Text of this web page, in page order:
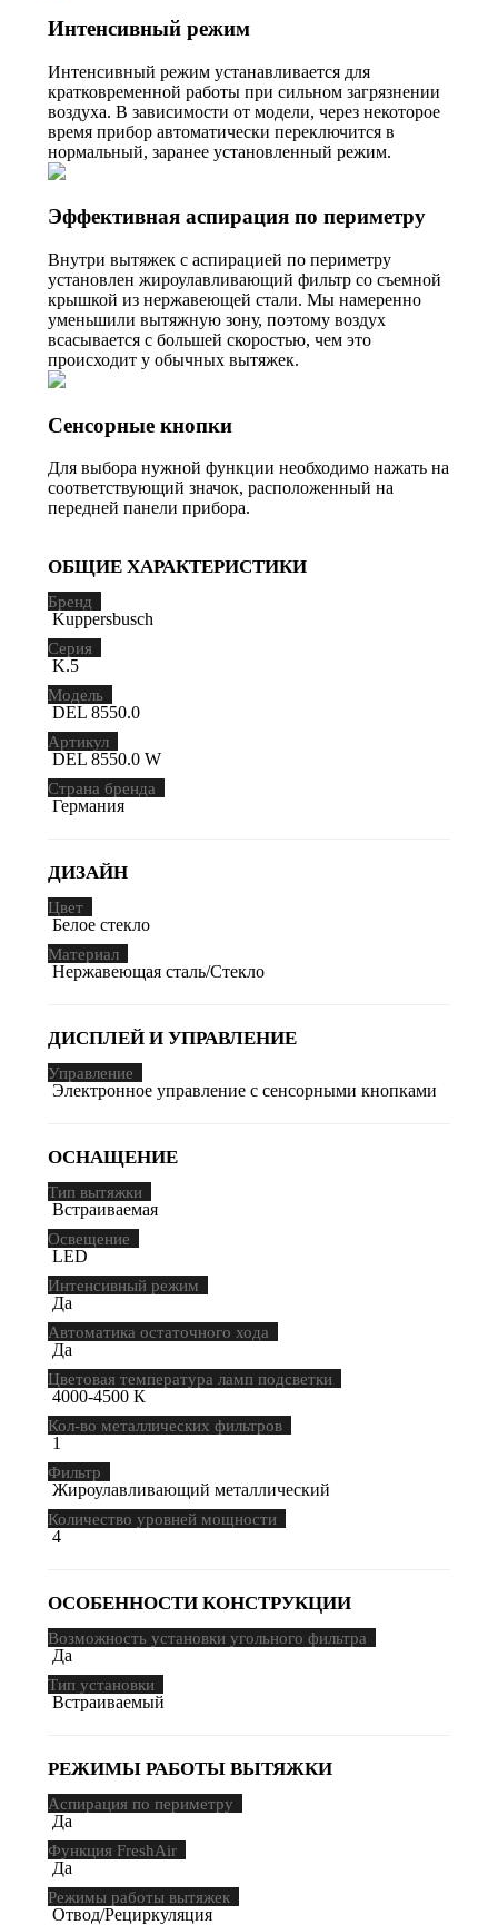
Интенсивный режим
Интенсивный режим устанавливается для
кратковременной работы при сильном загрязнении
воздуха. В зависимости от модели, через некоторое
время прибор автоматически переключится в
нормальный, заранее установленный режим.
Эффективная аспирация по периметру
Внутри вытяжек с аспирацией по периметру
установлен жироулавливающий фильтр со съемной
крышкой из нержавеющей стали. Мы намеренно
уменьшили вытяжную зону, поэтому воздух
всасывается с большей скоростью, чем это
происходит у обычных вытяжек.
Сенсорные кнопки
Для выбора нужной функции необходимо нажать на
соответствующий значок, расположенный на
передней панели прибора.
ОБЩИЕ ХАРАКТЕРИСТИКИ
Бренд
Kuppersbusch
Серия
K.5
Модель
DEL 8550.0
Артикул
DEL 8550.0 W
Страна бренда
Германия
ДИЗАЙН
Цвет
Белое стекло
Материал
Нержавеющая сталь/Стекло
ДИСПЛЕЙ И УПРАВЛЕНИЕ
Управление
Электронное управление с сенсорными кнопками
ОСНАЩЕНИЕ
Тип вытяжки
Встраиваемая
Освещение
LED
Интенсивный режим
Да
Автоматика остаточного хода
Да
Цветовая температура ламп подсветки
4000-4500 К
Кол-во металлических фильтров
1
Фильтр
Жироулавливающий металлический
Количество уровней мощности
4
ОСОБЕННОСТИ КОНСТРУКЦИИ
Возможность установки угольного фильтра
Да
Тип установки
Встраиваемый
РЕЖИМЫ РАБОТЫ ВЫТЯЖКИ
Аспирация по периметру
Да
Функция FreshAir
Да
Режимы работы вытяжек
Отвод/Рециркуляция